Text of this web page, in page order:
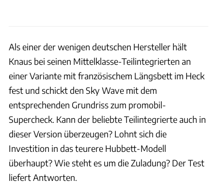
Als einer der wenigen deutschen Hersteller hält
Knaus bei seinen Mittelklasse-Teilintegrierten an
einer Variante mit französischem Längsbett im Heck
fest und schickt den Sky Wave mit dem
entsprechenden Grundriss zum promobil-
Supercheck. Kann der beliebte Teilintegrierte auch in
dieser Version überzeugen? Lohnt sich die
Investition in das teurere Hubbett-Modell
überhaupt? Wie steht es um die Zuladung? Der Test
liefert Antworten.